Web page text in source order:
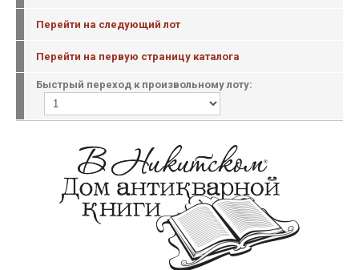
Перейти на следующий лот
Перейти на первую страницу каталога
Быстрый переход к произвольному лоту: